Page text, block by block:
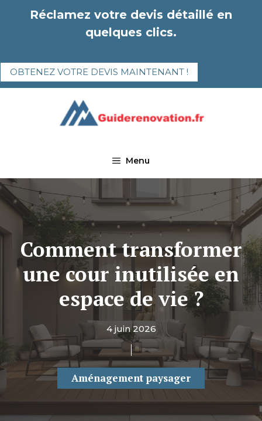
Réclamez votre devis détaillé en
quelques clics.
OBTENEZ VOTRE DEVIS MAINTENANT !
Menu
Comment transformer
une cour inutilisée en
espace de vie ?
4 juin 2026
Aménagement paysager